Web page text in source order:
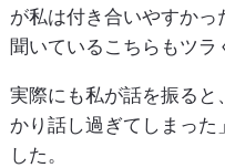
が私は付き合いやすか
聞いているこちらもツラ
実際にも私が話を振る
かり話し過ぎてしまった
した。